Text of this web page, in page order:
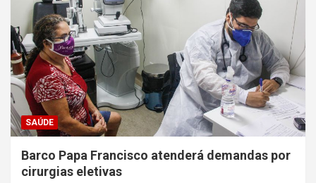
SAÚDE
Barco Papa Francisco atenderá demandas por
cirurgias eletivas